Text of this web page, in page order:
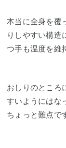
本当に全身を覆
りしやすい構造
つ手も温度を維
おしりのところ
すいようにはな
ちょっと難点で